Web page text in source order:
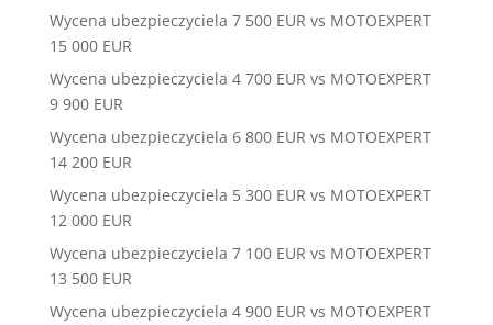
Wycena ubezpieczyciela 7 500 EUR vs MOTOEXPERT
15 000 EUR
Wycena ubezpieczyciela 4 700 EUR vs MOTOEXPERT
9 900 EUR
Wycena ubezpieczyciela 6 800 EUR vs MOTOEXPERT
14 200 EUR
Wycena ubezpieczyciela 5 300 EUR vs MOTOEXPERT
12 000 EUR
Wycena ubezpieczyciela 7 100 EUR vs MOTOEXPERT
13 500 EUR
Wycena ubezpieczyciela 4 900 EUR vs MOTOEXPERT